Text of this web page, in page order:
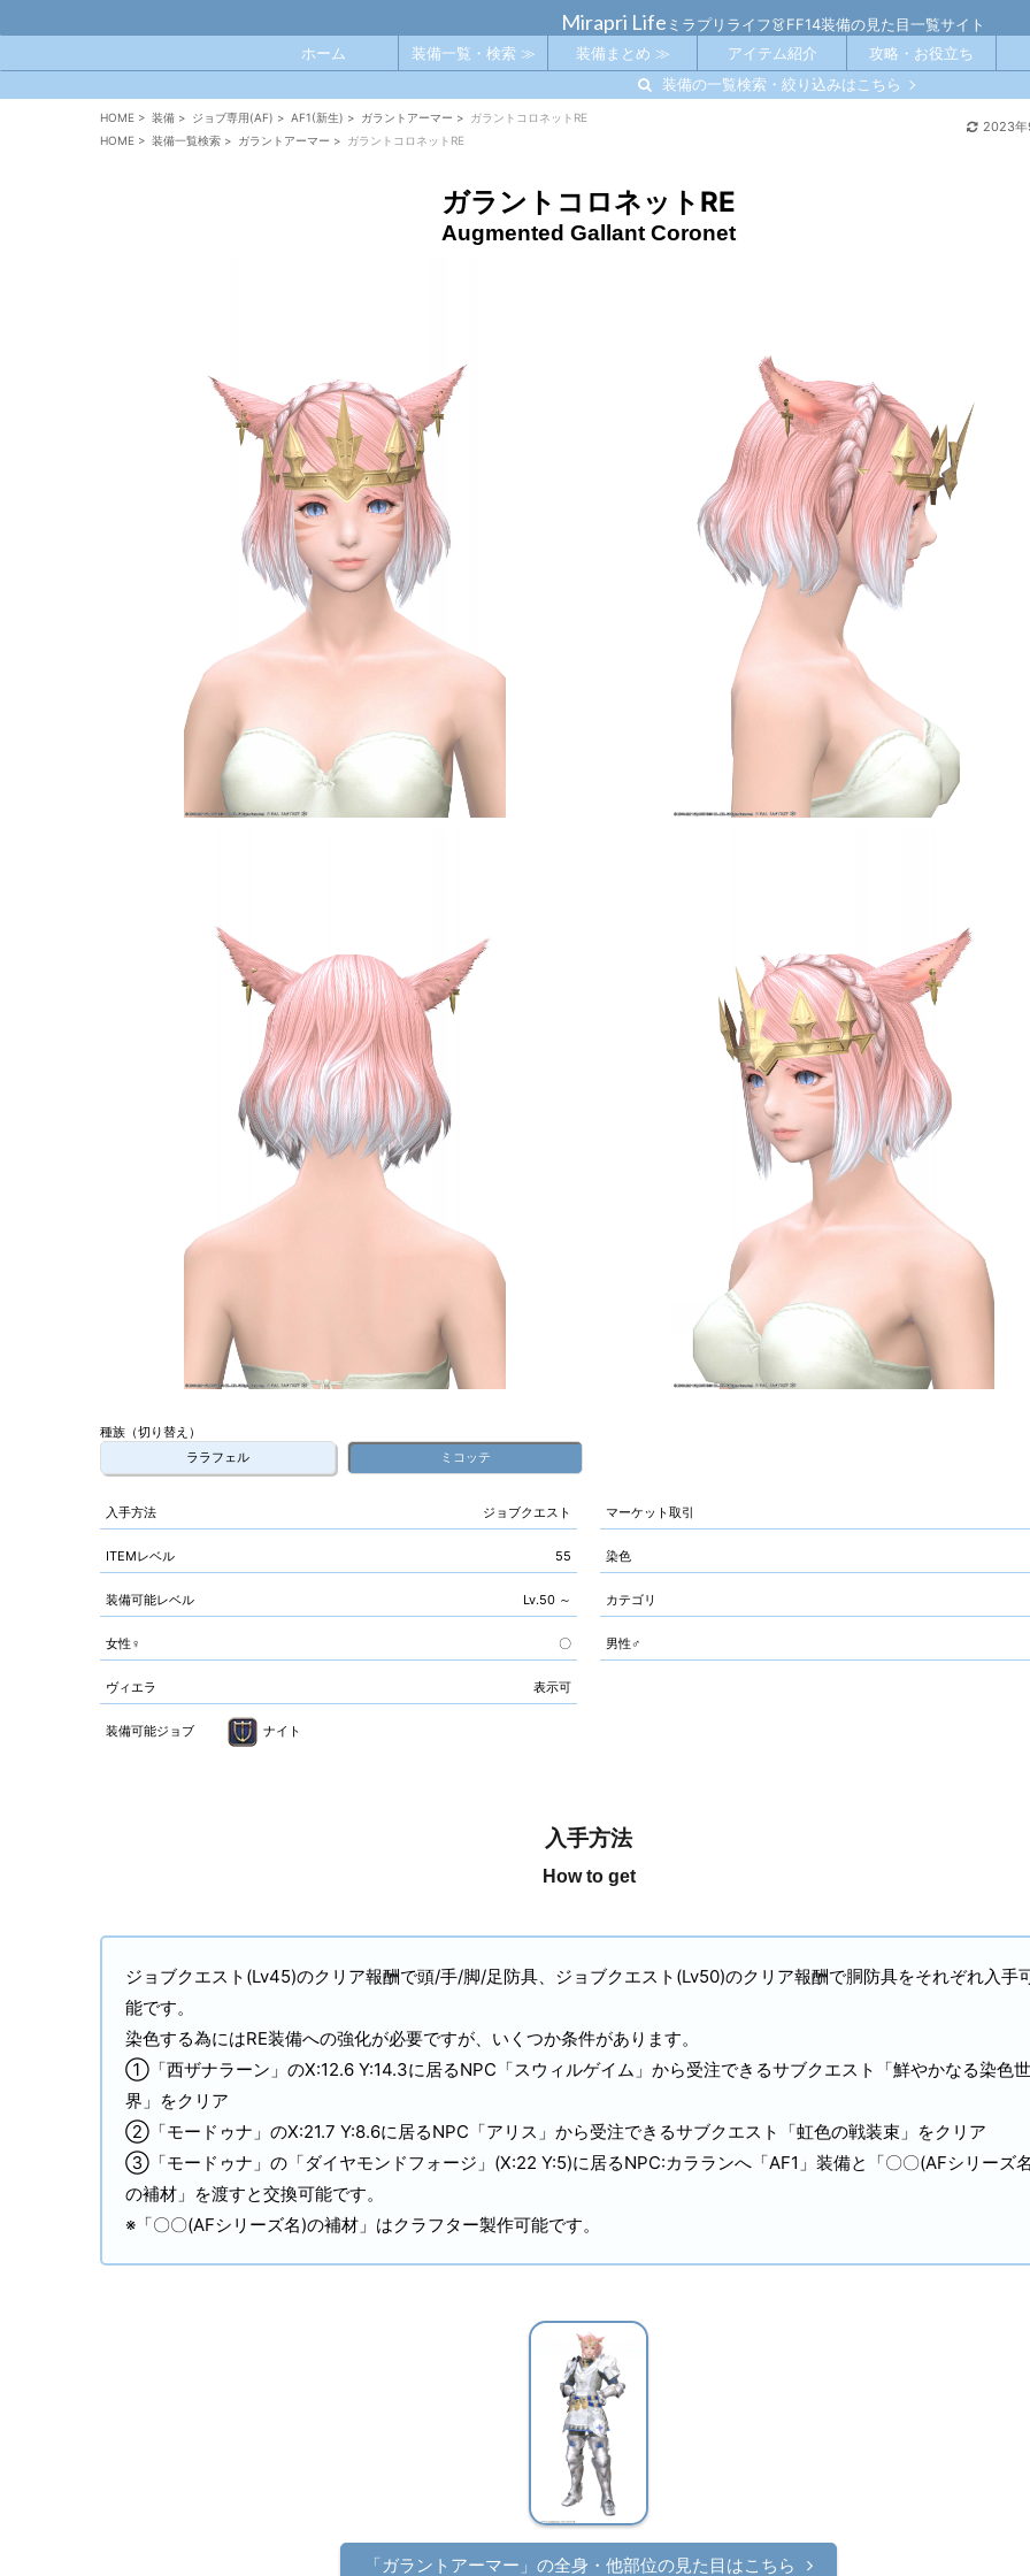
Mirapri Life ミラプリライフ👗FF14装備の見た目一覧サイト
装備の一覧検索・絞り込みはこちら
ホーム 装備一覧・検索 ≫ 装備まとめ ≫ アイテム紹介 攻略・お役立ち
HOME > 装備 > ジョブ専用(AF) > AF1(新生) > ガラントアーマー > ガラントコロネットRE
HOME > 装備一覧検索 > ガラントアーマー > ガラントコロネットRE
2023年
ガラントコロネットRE
Augmented Gallant Coronet
種族（切り替え）
ララフェル
ミコッテ
入手方法 ジョブクエスト マーケット取引
ITEMレベル 55 染色
装備可能レベル Lv.50 ～ カテゴリ
女性♀ 〇 男性♂
ヴィエラ 表示可
装備可能ジョブ ナイト
入手方法
How to get
ジョブクエスト(Lv45)のクリア報酬で頭/手/脚/足防具、ジョブクエスト(Lv50)のクリア報酬で胴防具をそれぞれ入手
能です。
染色する為にはRE装備への強化が必要ですが、いくつか条件があります。
①「西ザナラーン」のX:12.6 Y:14.3に居るNPC「スウィルゲイム」から受注できるサブクエスト「鮮やかなる染色世
界」をクリア
②「モードゥナ」のX:21.7 Y:8.6に居るNPC「アリス」から受注できるサブクエスト「虹色の戦装束」をクリア
③「モードゥナ」の「ダイヤモンドフォージ」(X:22 Y:5)に居るNPC:カラランへ「AF1」装備と「〇〇(AFシリーズ
の補材」を渡すと交換可能です。
※「〇〇(AFシリーズ名)の補材」はクラフター製作可能です。
「ガラントアーマー」の全身・他部位の見た目はこちら